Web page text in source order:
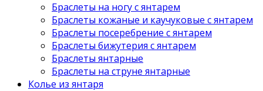
Браслеты на ногу с янтарем
Браслеты кожаные и каучуковые с янтарем
Браслеты посеребрение с янтарем
Браслеты бижутерия с янтарем
Браслеты янтарные
Браслеты на струне янтарные
Колье из янтаря